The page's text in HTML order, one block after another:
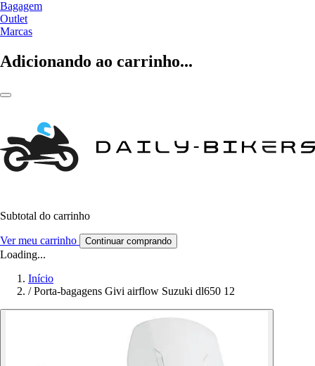
Bagagem
Outlet
Marcas
Adicionando ao carrinho...
Subtotal do carrinho
Ver meu carrinho Continuar comprando
Loading...
Início
/ Porta-bagagens Givi airflow Suzuki dl650 12